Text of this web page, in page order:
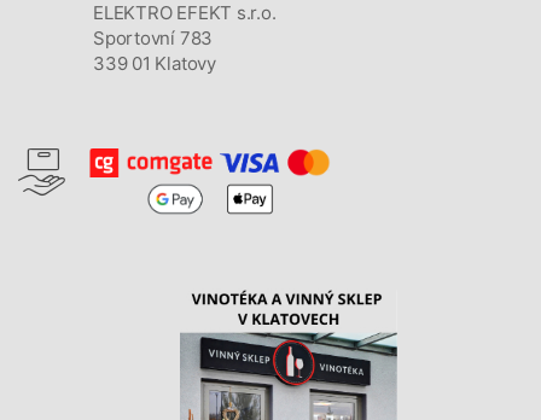
ELEKTRO EFEKT s.r.o.
Sportovní 783
339 01 Klatovy